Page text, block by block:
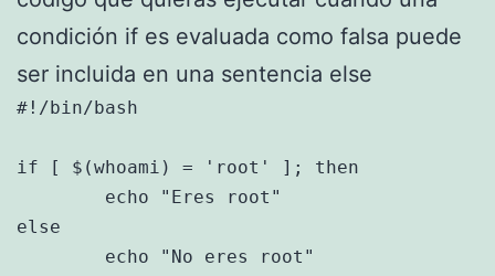
condición if es evaluada como falsa puede
ser incluida en una sentencia else
#!/bin/bash
if [ $(whoami) = 'root' ]; then
else